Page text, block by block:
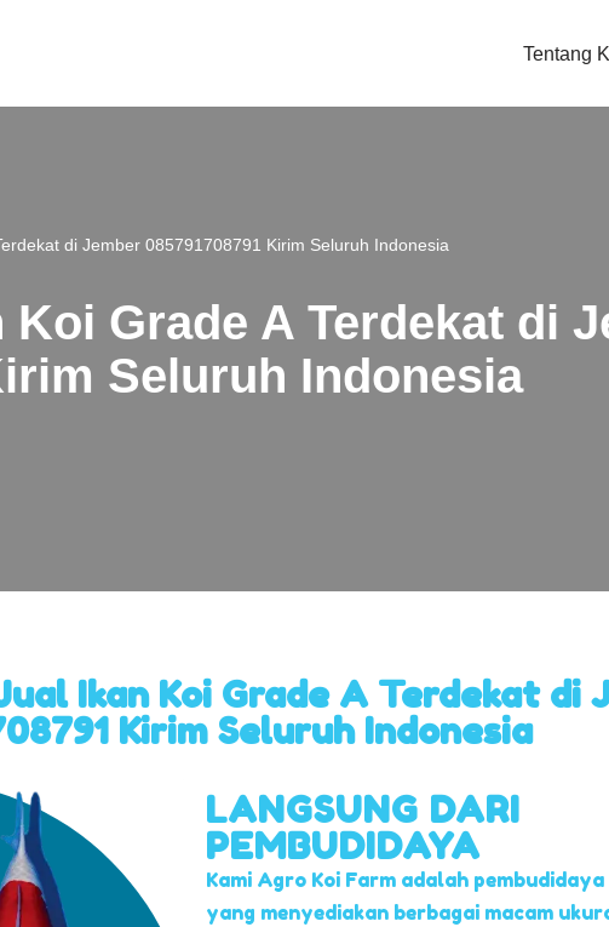
Tentang
di Jember 085791708791 Kirim Seluruh Indonesia
Grade A Terdekat di
Seluruh Indonesia
Ikan Koi Grade A Terdekat di
Kirim Seluruh Indonesia
LANGSUNG DARI
PEMBUDIDAYA
Kami Agro Koi Farm adalah
yang menyediakan berbagai macam